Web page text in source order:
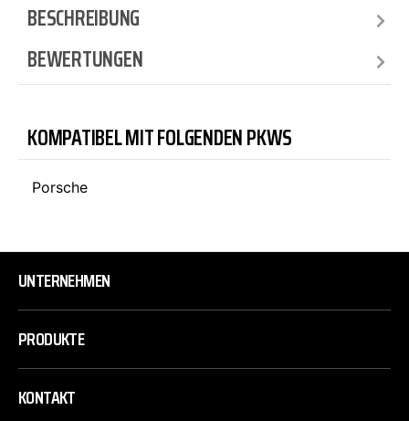
BESCHREIBUNG
BEWERTUNGEN
KOMPATIBEL MIT FOLGENDEN PKWS
Porsche
UNTERNEHMEN
PRODUKTE
KONTAKT